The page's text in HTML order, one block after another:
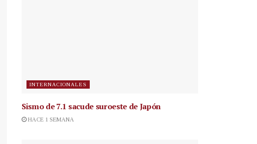
INTERNACIONALES
Sismo de 7.1 sacude suroeste de Japón
HACE 1 SEMANA